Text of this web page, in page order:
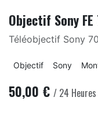
Objectif Sony
Téléobjectif Sony
Objectif Sony
50,00 € / 24 Heures